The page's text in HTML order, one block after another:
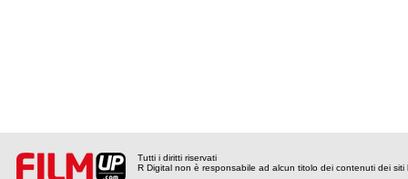
Tutti i diritti riservati
R Digital non è responsabile ad alcun titolo dei contenuti dei siti